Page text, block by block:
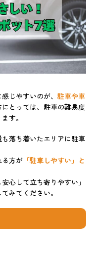
じやすいのが、 駐車や車
とっては、駐車の難易度
す。
落ち着いたエリアに駐車
る方が 「駐車しやすい」と
心して立ち寄りやすい」
みてください。